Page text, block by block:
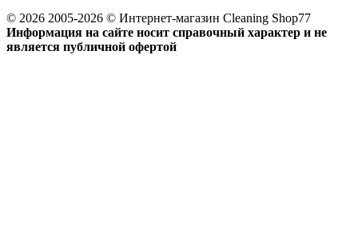
© 2026 2005-2026 © Интернет-магазин Cleaning Shop77
Информация на сайте носит справочный характер и не
является публичной офертой